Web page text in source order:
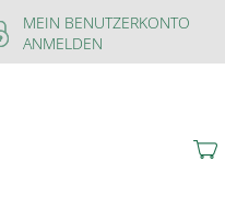
MEIN BENUTZERKONTO
ANMELDEN